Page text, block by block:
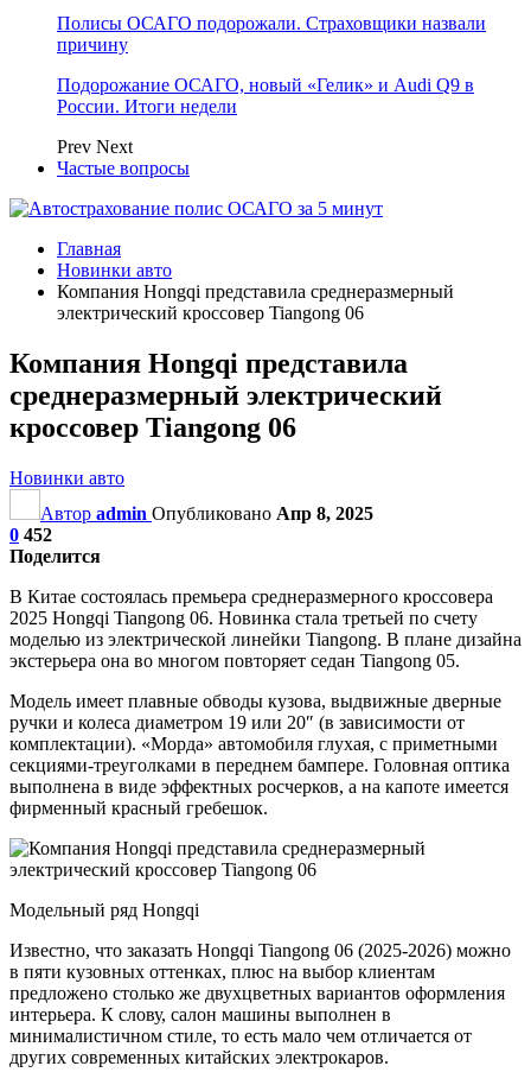
Полисы ОСАГО подорожали. Страховщики назвали
причину
Подорожание ОСАГО, новый «Гелик» и Audi Q9 в
России. Итоги недели
Prev Next
Частые вопросы
Главная
Новинки авто
Компания Hongqi представила среднеразмерный
электрический кроссовер Tiangong 06
Компания Hongqi представила
среднеразмерный электрический
кроссовер Tiangong 06
Новинки авто
Автор admin Опубликовано Апр 8, 2025
0 452
Поделится
В Китае состоялась премьера среднеразмерного кроссовера
2025 Hongqi Tiangong 06. Новинка стала третьей по счету
моделью из электрической линейки Tiangong. В плане дизайна
экстерьера она во многом повторяет седан Tiangong 05.
Модель имеет плавные обводы кузова, выдвижные дверные
ручки и колеса диаметром 19 или 20″ (в зависимости от
комплектации). «Морда» автомобиля глухая, с приметными
секциями-треуголками в переднем бампере. Головная оптика
выполнена в виде эффектных росчерков, а на капоте имеется
фирменный красный гребешок.
Модельный ряд Hongqi
Известно, что заказать Hongqi Tiangong 06 (2025-2026) можно
в пяти кузовных оттенках, плюс на выбор клиентам
предложено столько же двухцветных вариантов оформления
интерьера. К слову, салон машины выполнен в
минималистичном стиле, то есть мало чем отличается от
других современных китайских электрокаров.